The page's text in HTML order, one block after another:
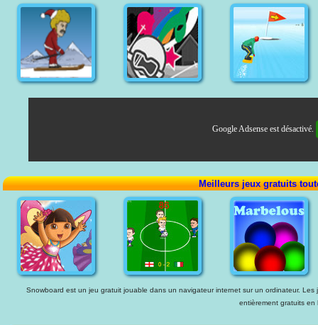
Google Adsense est désactivé.
Meilleurs jeux gratuits
Snowboard est un jeu gratuit jouable dans un navigateur internet sur un ordinateur.
entièrement gratuits en